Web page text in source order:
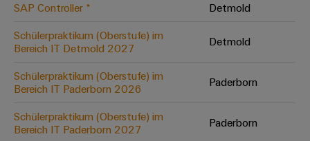
Praxisnahe
Unsere Neuheiten
im Bereich
SAP Controller *
Detmold
Schülerpraktikum (Oberstufe) im
Bereich IT Detmold 2027
Detmold
Schülerpraktikum (Oberstufe) im
Bereich IT Paderborn 2026
Paderborn
Schülerpraktikum (Oberstufe) im
Bereich IT Paderborn 2027
Paderborn